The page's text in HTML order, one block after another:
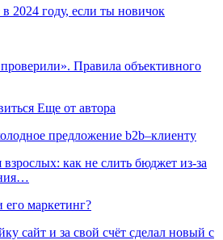
2024 году, если ты новичок
Правила объективного
Еще от автора
предложение b2b–клиенту
как не слить бюджет из-за
маркетинг?
сайт и за свой счёт сделал новый с